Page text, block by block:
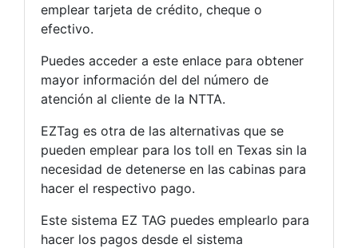
emplear tarjeta de crédito, cheque o
efectivo.
Puedes acceder a este enlace para obtener
mayor información del del número de
atención al cliente de la NTTA.
EZTag es otra de las alternativas que se
pueden emplear para los toll en Texas sin la
necesidad de detenerse en las cabinas para
hacer el respectivo pago.
Este sistema EZ TAG puedes emplearlo para
hacer los pagos desde el sistema